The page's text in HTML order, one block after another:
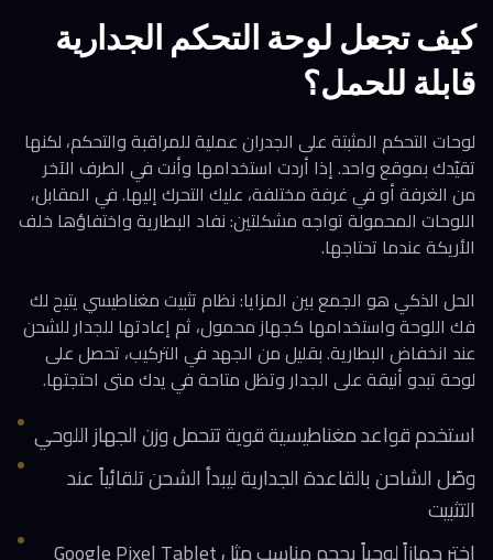
كيف تجعل لوحة التحكم الجدارية
قابلة للحمل؟
لوحات التحكم المثبتة على الجدران عملية للمراقبة والتحكم، لكنها
تقيّدك بموقع واحد. إذا أردت استخدامها وأنت في الطرف الآخر
من الغرفة أو في غرفة مختلفة، عليك التحرك إليها. في المقابل،
اللوحات المحمولة تواجه مشكلتين: نفاد البطارية واختفاؤها خلف
الأريكة عندما تحتاجها.
الحل الذكي هو الجمع بين المزايا: نظام تثبيت مغناطيسي يتيح لك
فك اللوحة واستخدامها كجهاز محمول، ثم إعادتها للجدار للشحن
عند انخفاض البطارية. بقليل من الجهد في التركيب، تحصل على
لوحة تبدو أنيقة على الجدار وتظل متاحة في يدك متى احتجتها.
استخدم قواعد مغناطيسية قوية تتحمل وزن الجهاز اللوحي
وصّل الشاحن بالقاعدة الجدارية ليبدأ الشحن تلقائياً عند
التثبيت